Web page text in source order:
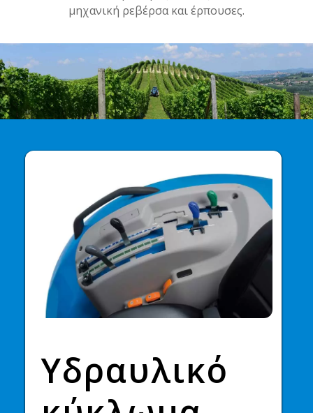
μηχανική ρεβέρσα και έρπουσες.
Υδραυλικό